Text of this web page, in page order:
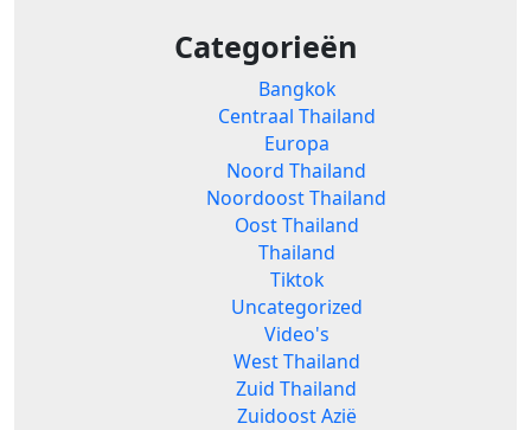
Categorieën
Bangkok
Centraal Thailand
Europa
Noord Thailand
Noordoost Thailand
Oost Thailand
Thailand
Tiktok
Uncategorized
Video's
West Thailand
Zuid Thailand
Zuidoost Azië